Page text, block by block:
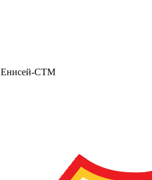
Енисей-СТМ